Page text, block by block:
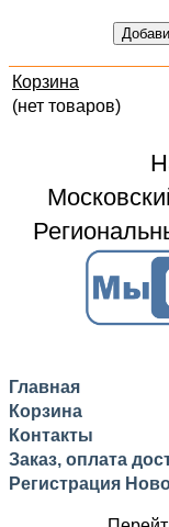
Корзина
(нет товаров)
Главная
Корзина
Контакты
Заказ, оплата
Регистрация